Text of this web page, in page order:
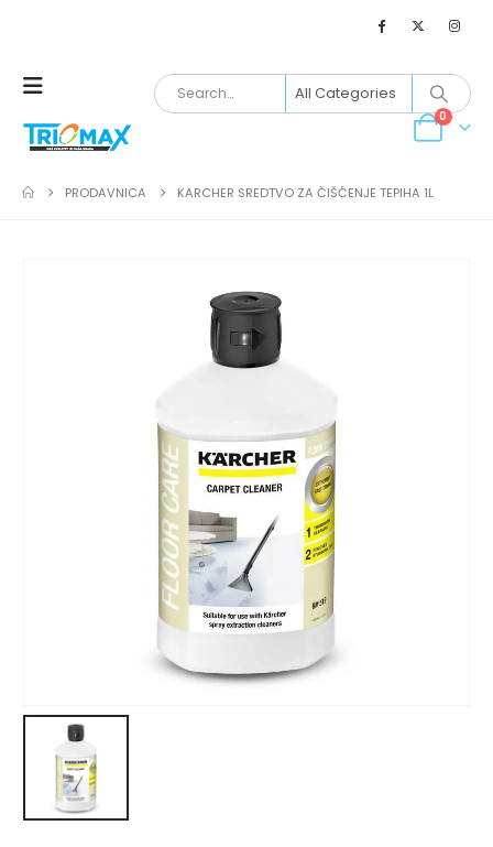
0
PRODAVNICA KARCHER SREDTVO ZA ČIŠĆENJE TEPIHA 1L